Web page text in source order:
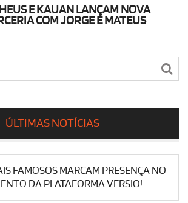
E KAUAN LANÇAM NOVA
COM JORGE E MATEUS
ÚLTIMAS NOTÍCIAS
FAMOSOS MARCAM PRESENÇA NO
DA PLATAFORMA VERSIO!